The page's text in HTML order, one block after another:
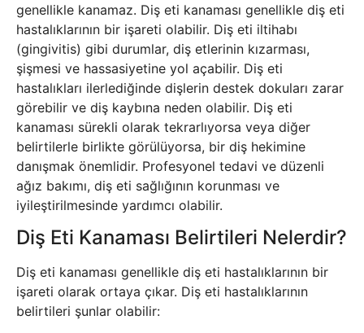
genellikle kanamaz. Diş eti kanaması genellikle diş eti
hastalıklarının bir işareti olabilir. Diş eti iltihabı
(gingivitis) gibi durumlar, diş etlerinin kızarması,
şişmesi ve hassasiyetine yol açabilir. Diş eti
hastalıkları ilerlediğinde dişlerin destek dokuları zarar
görebilir ve diş kaybına neden olabilir. Diş eti
kanaması sürekli olarak tekrarlıyorsa veya diğer
belirtilerle birlikte görülüyorsa, bir diş hekimine
danışmak önemlidir. Profesyonel tedavi ve düzenli
ağız bakımı, diş eti sağlığının korunması ve
iyileştirilmesinde yardımcı olabilir.
Diş Eti Kanaması Belirtileri Nelerdir?
Diş eti kanaması genellikle diş eti hastalıklarının bir
işareti olarak ortaya çıkar. Diş eti hastalıklarının
belirtileri şunlar olabilir: